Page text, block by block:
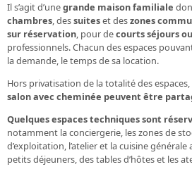
Il s’agit d’unegrande maison familiale
chambres, dessuiteset deszones
sur réservation, pour decourts séjours
professionnels. Chacun des espaces
la demande, le temps de sa location.
Hors privatisation de la totalité des espaces,
salon avec cheminée peuvent être
Quelques espaces techniques sont
notamment la conciergerie, les zones de
d’exploitation, l’atelier et la cuisine
petits déjeuners, des tables d’hôtes et les